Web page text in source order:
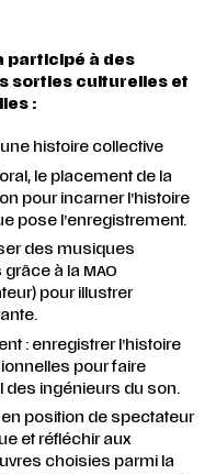
participé à des
sorties culturelles et
:
histoire collective
le placement de la
pour incarner l’histoire
pose l’enregistrement.
des musiques
à la MAO
pour illustrer
: enregistrer l’histoire
pour faire
des ingénieurs du son.
position de spectateur
et réfléchir aux
choisies parmi la